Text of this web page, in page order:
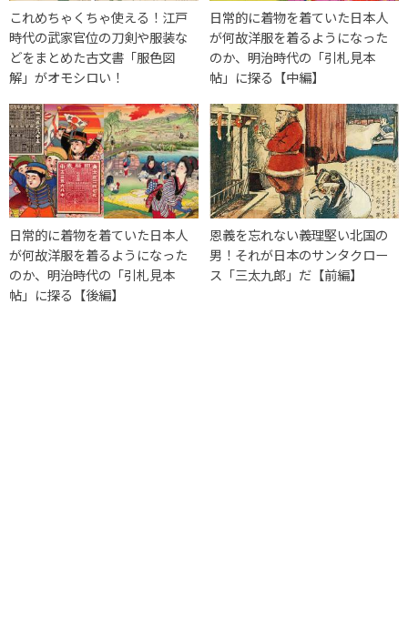
これめちゃくちゃ使える！江戸
時代の武家官位の刀剣や服装な
どをまとめた古文書「服色図
解」がオモシロい！
日常的に着物を着ていた日本人
が何故洋服を着るようになった
のか、明治時代の「引札見本
帖」に探る【中編】
日常的に着物を着ていた日本人
が何故洋服を着るようになった
のか、明治時代の「引札見本
帖」に探る【後編】
恩義を忘れない義理堅い北国の
男！それが日本のサンタクロー
ス「三太九郎」だ【前編】